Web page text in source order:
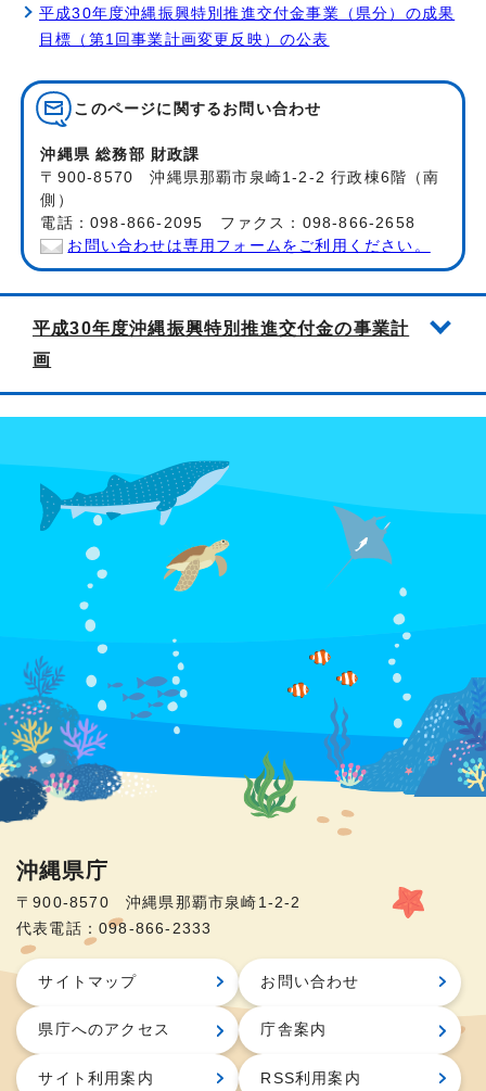
平成30年度沖縄振興特別推進交付金事業（県分）の成果
目標（第1回事業計画変更反映）の公表
このページに関する お問い合わせ
沖縄県 総務部 財政課
〒900-8570 沖縄県那覇市泉崎1-2-2 行政棟6階（南
側）
電話：098-866-2095 ファクス：098-866-2658
お問い合わせは専用フォームをご利用ください。
平成30年度沖縄振興特別推進交付金の事業計
画
沖縄県庁
〒900-8570 沖縄県那覇市泉崎1-2-2
代表電話：098-866-2333
サイトマップ お問い合わせ
県庁へのアクセス 庁舎案内
サイト利用案内 RSS利用案内